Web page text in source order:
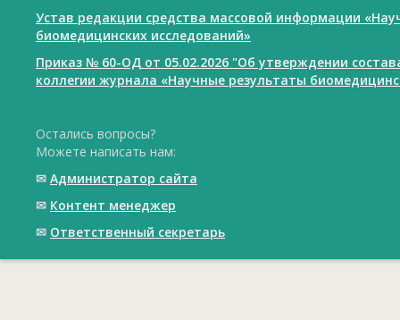
Устав редакции средства массовой информации
биомедицинских исследований»
Приказ № 60-ОД от 05.02.2026 "Об утверждении
коллегии журнала «Научные результаты
Остались вопросы?
Можете написать нам:
✉ Администратор сайта
✉ Контент менеджер
✉ Ответственный cекретарь